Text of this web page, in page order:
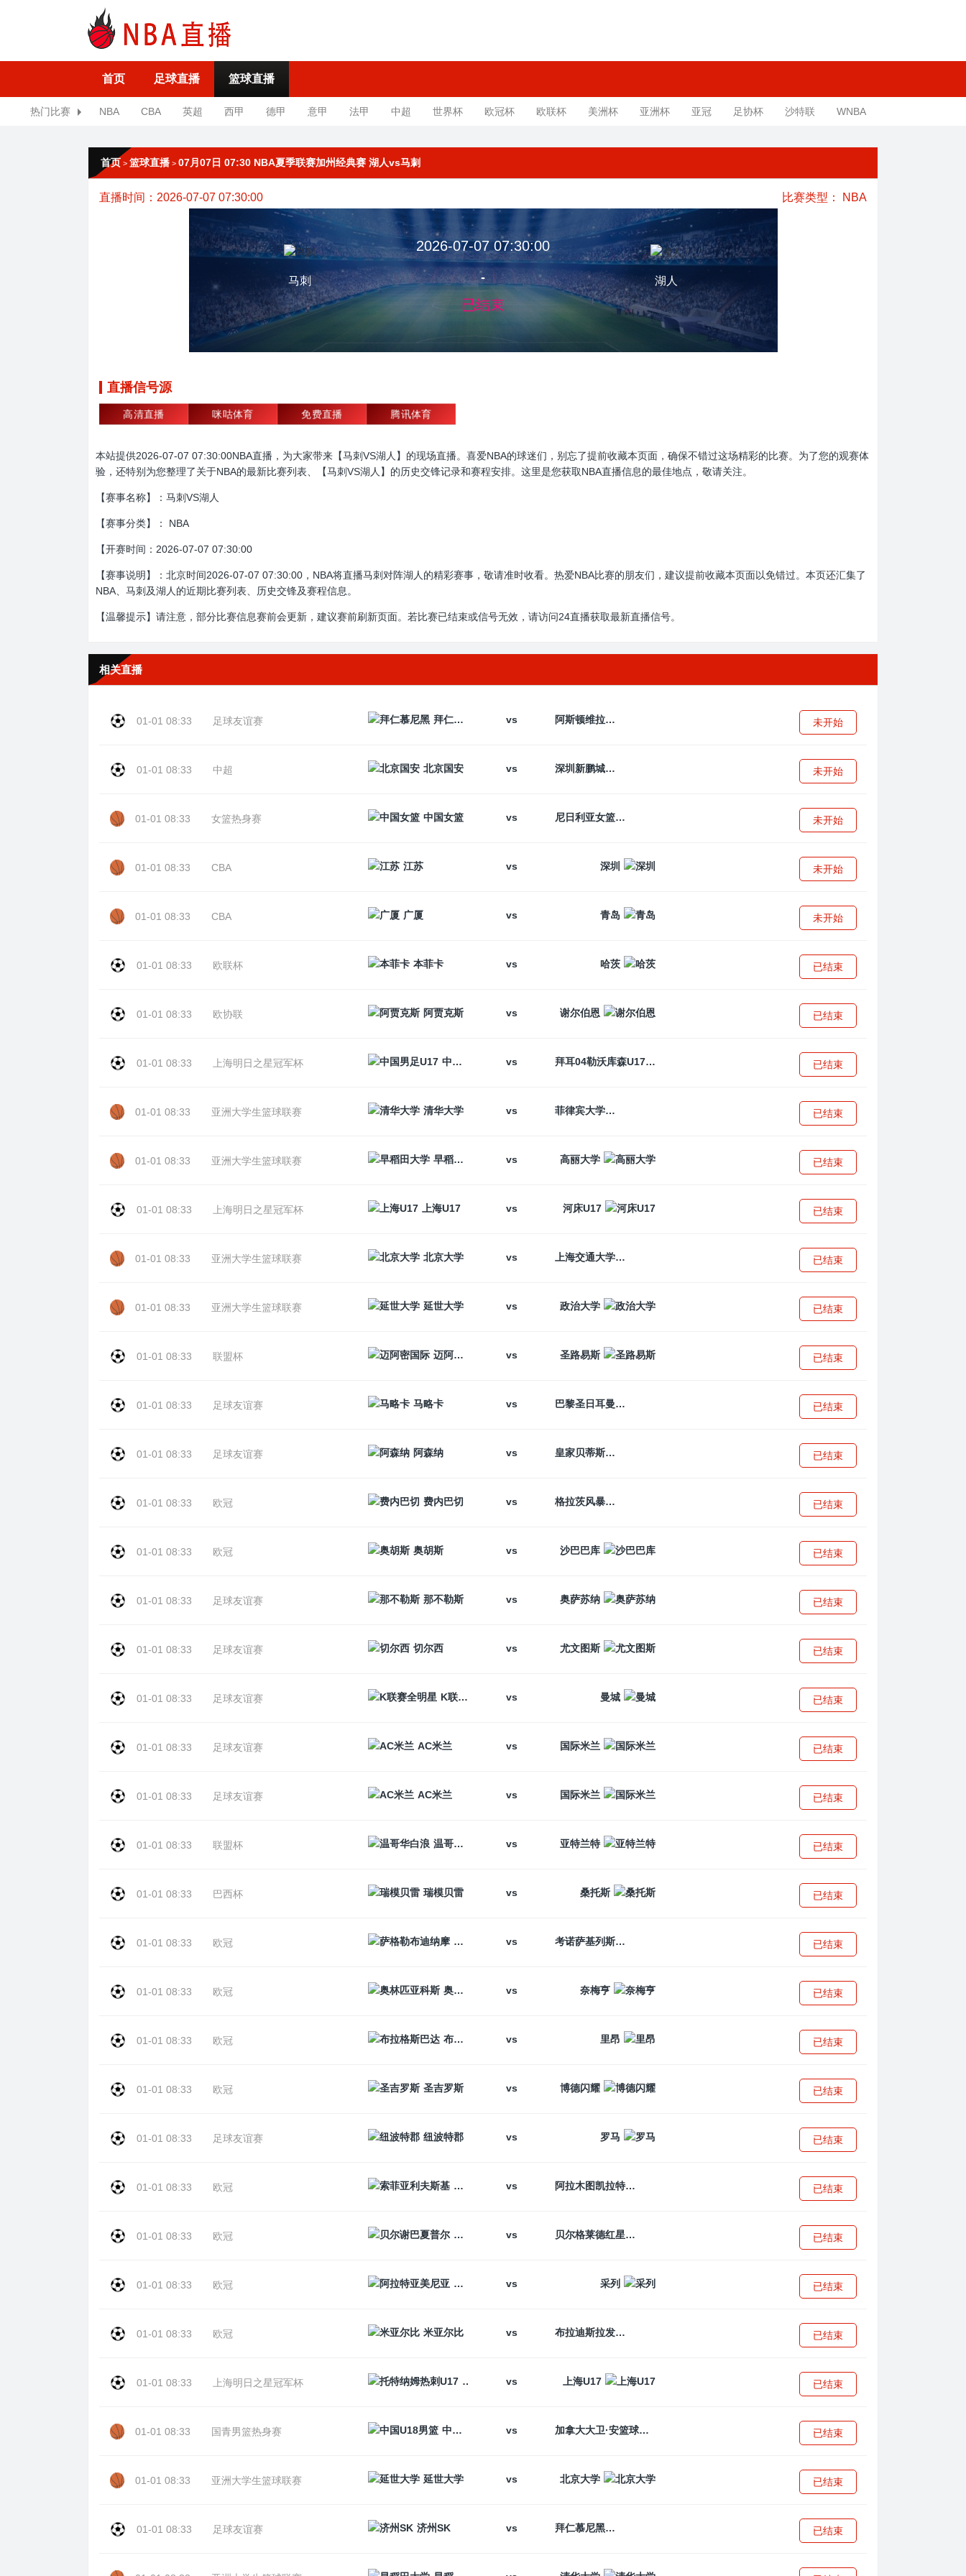
首页 足球直播 篮球直播
热门比赛 NBA CBA 英超 西甲 德甲 意甲 法甲 中超 世界杯 欧冠杯 欧联杯 美洲杯 亚洲杯 亚冠 足协杯 沙特联 WNBA
首页 > 篮球直播 > 07月07日 07:30 NBA夏季联赛加州经典赛 湖人vs马刺
直播时间：2026-07-07 07:30:00 比赛类型： NBA
马刺
2026-07-07 07:30:00
-
已结束
湖人
直播信号源
高清直播 咪咕体育 免费直播 腾讯体育
本站提供2026-07-07 07:30:00NBA直播，为大家带来【马刺VS湖人】的现场直播。喜爱NBA的球迷们，别忘了提前收藏本页面，确保不错过这场精彩的比赛。为了您的观赛体
验，还特别为您整理了关于NBA的最新比赛列表、【马刺VS湖人】的历史交锋记录和赛程安排。这里是您获取NBA直播信息的最佳地点，敬请关注。
【赛事名称】：马刺VS湖人
【赛事分类】： NBA
【开赛时间：2026-07-07 07:30:00
【赛事说明】：北京时间2026-07-07 07:30:00，NBA将直播马刺对阵湖人的精彩赛事，敬请准时收看。热爱NBA比赛的朋友们，建议提前收藏本页面以免错过。本页还汇集了
NBA、马刺及湖人的近期比赛列表、历史交锋及赛程信息。
【温馨提示】请注意，部分比赛信息赛前会更新，建议赛前刷新页面。若比赛已结束或信号无效，请访问24直播获取最新直播信号。
相关直播
01-01 08:33 足球友谊赛 拜仁慕尼黑 vs 阿斯顿维拉 未开始
01-01 08:33 中超 北京国安 vs 深圳新鹏城 未开始
01-01 08:33 女篮热身赛 中国女篮 vs 尼日利亚女篮 未开始
01-01 08:33 CBA 江苏 vs 深圳 未开始
01-01 08:33 CBA 广厦 vs 青岛 未开始
01-01 08:33 欧联杯 本菲卡 vs 哈茨 已结束
01-01 08:33 欧协联 阿贾克斯 vs 谢尔伯恩 已结束
01-01 08:33 上海明日之星冠军杯 中国男足U17 vs 拜耳04勒沃库森U17 已结束
01-01 08:33 亚洲大学生篮球联赛 清华大学 vs 菲律宾大学 已结束
01-01 08:33 亚洲大学生篮球联赛 早稻田大学 vs 高丽大学 已结束
01-01 08:33 上海明日之星冠军杯 上海U17 vs 河床U17 已结束
01-01 08:33 亚洲大学生篮球联赛 北京大学 vs 上海交通大学 已结束
01-01 08:33 亚洲大学生篮球联赛 延世大学 vs 政治大学 已结束
01-01 08:33 联盟杯 迈阿密国际 vs 圣路易斯 已结束
01-01 08:33 足球友谊赛 马略卡 vs 巴黎圣日耳曼 已结束
01-01 08:33 足球友谊赛 阿森纳 vs 皇家贝蒂斯 已结束
01-01 08:33 欧冠 费内巴切 vs 格拉茨风暴 已结束
01-01 08:33 欧冠 奥胡斯 vs 沙巴巴库 已结束
01-01 08:33 足球友谊赛 那不勒斯 vs 奥萨苏纳 已结束
01-01 08:33 足球友谊赛 切尔西 vs 尤文图斯 已结束
01-01 08:33 足球友谊赛 K联赛全明星 vs 曼城 已结束
01-01 08:33 足球友谊赛 AC米兰 vs 国际米兰 已结束
01-01 08:33 足球友谊赛 AC米兰 vs 国际米兰 已结束
01-01 08:33 联盟杯 温哥华白浪 vs 亚特兰特 已结束
01-01 08:33 巴西杯 瑞模贝雷 vs 桑托斯 已结束
01-01 08:33 欧冠 萨格勒布迪纳摩
vs 考诺萨基列斯 已结束
01-01 08:33 欧冠 奥林匹亚科斯 vs 奈梅亨 已结束
01-01 08:33 欧冠 布拉格斯巴达 vs 里昂 已结束
01-01 08:33 欧冠 圣吉罗斯 vs 博德闪耀 已结束
01-01 08:33 足球友谊赛 纽波特郡 vs 罗马 已结束
01-01 08:33 欧冠 索菲亚利夫斯基
vs 阿拉木图凯拉特 已结束
01-01 08:33 欧冠 贝尔谢巴夏普尔
vs 贝尔格莱德红星 已结束
01-01 08:33 欧冠 阿拉特亚美尼亚
vs 采列 已结束
01-01 08:33 欧冠 米亚尔比 vs 布拉迪斯拉发 已结束
01-01 08:33 上海明日之星冠军杯 托特纳姆热刺U17
vs 上海U17 已结束
01-01 08:33 国青男篮热身赛 中国U18男篮 vs 加拿大大卫·安篮球学院 已结束
01-01 08:33 亚洲大学生篮球联赛 延世大学 vs 北京大学 已结束
01-01 08:33 足球友谊赛 济州SK vs 拜仁慕尼黑 已结束